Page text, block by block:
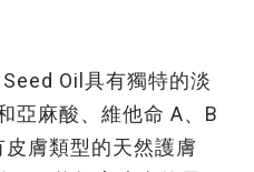
Oil具有獨特的淡
亞麻酸、維他命 A、B
膚類型的天然護膚